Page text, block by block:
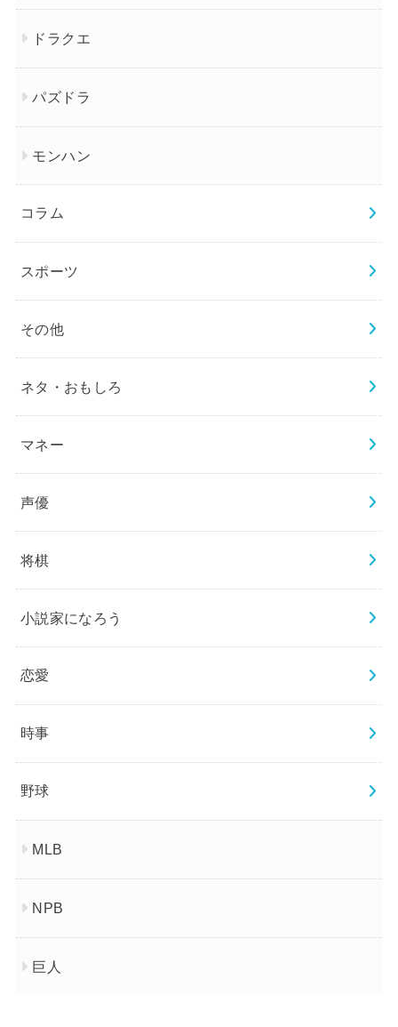
ドラクエ
パズドラ
モンハン
コラム
スポーツ
その他
ネタ・おもしろ
マネー
声優
将棋
小説家になろう
恋愛
時事
野球
MLB
NPB
巨人